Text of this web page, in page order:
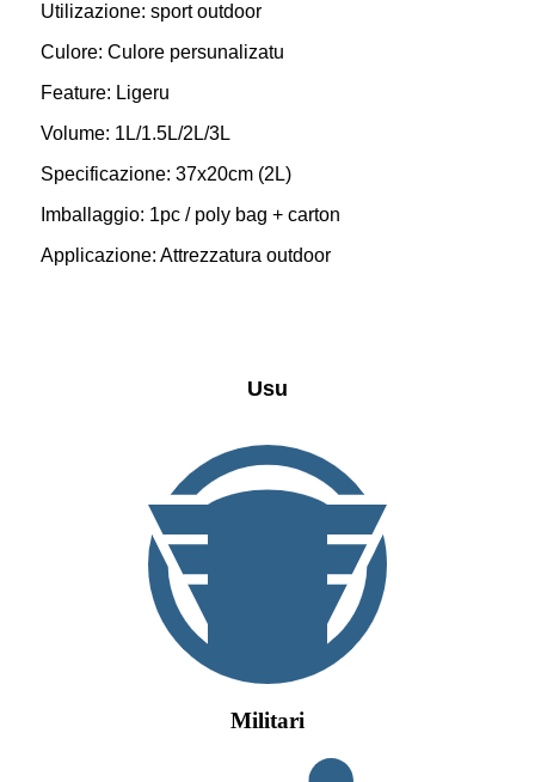
Utilizazione: sport outdoor
Culore: Culore persunalizatu
Feature: Ligeru
Volume: 1L/1.5L/2L/3L
Specificazione: 37x20cm (2L)
Imballaggio: 1pc / poly bag + carton
Applicazione: Attrezzatura outdoor
Usu
Militari